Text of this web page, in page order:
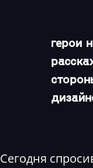
герои
Сегодня